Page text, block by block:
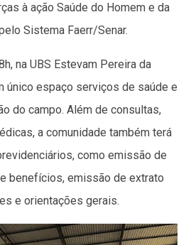
à ação Saúde do Homem e da
Sistema Faerr/Senar.
na UBS Estevam Pereira da
único espaço serviços de saúde e
do campo. Além de consultas,
a comunidade também terá
como emissão de
benefícios, emissão de extrato
e orientações gerais.